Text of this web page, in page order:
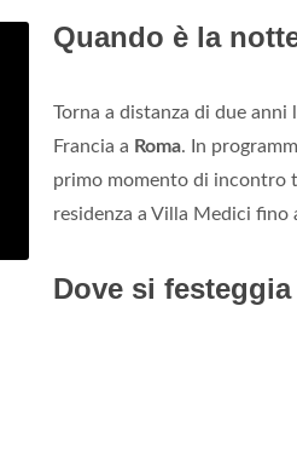
Quando è la
Torna a distanza di due anni
Francia a Roma. In
primo momento di incontro
residenza a Villa Medici fino
Dove si